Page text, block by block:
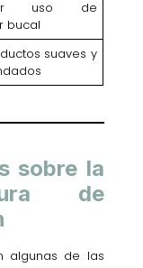
uso de
bucal
suaves y
sobre la
de
algunas de las